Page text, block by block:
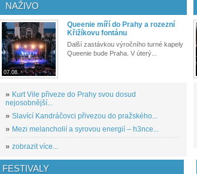
NAŽIVO
07.08.
Queenie míří do Prahy a rozezní
Křižíkovu fontánu
Další zastávkou výročního turné kapely
Queenie bude Praha. V úterý...
» Kurt Vile přiveze do Prahy svou dosud
nejosobnější...
» Slavící Kandráčovci přivezou do pražského...
» Mezi melancholií a syrovou energií – h3nce...
» zobrazit více...
FESTIVALY